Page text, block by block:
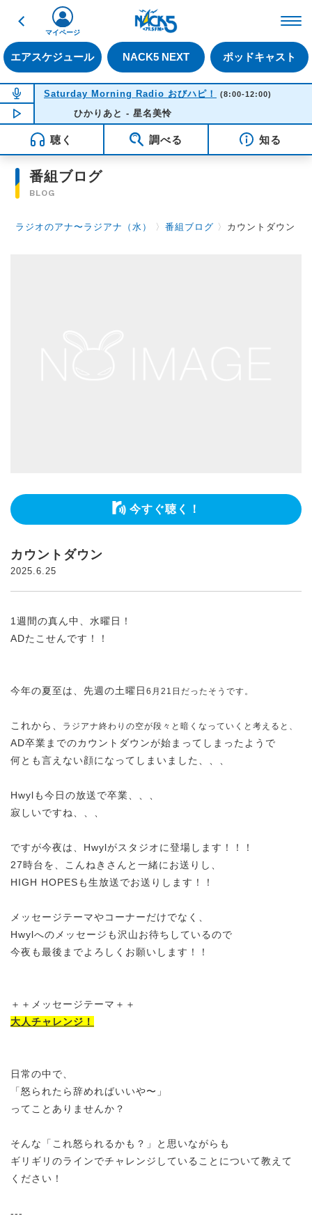
戻る
エアスケジュール NACK5 NEXT ポッドキャスト
マイページ
NOW ON AIR
Saturday Morning Radio おびハピ！ (8:00-12:00)
NOW PLAYING08:39
ひかりあと - 星名美怜
聴く 調べる 知る
番組ブログ
BLOG
ラジオのアナ〜ラジアナ（水） 〉番組ブログ 〉 カウントダウン
今すぐ聴く！
カウントダウン
2025.6.25
1週間の真ん中、水曜日！
ADたこせんです！！
今年の夏至は、先週の土曜日 6月21日だったそうです。
これから、 ラジアナ終わりの空が段々と暗くなっていくと考えると、
AD卒業までのカウントダウンが始まってしまったようで
何とも言えない顔になってしまいました、、、
Hwylも今日の放送で卒業、、、
寂しいですね、、、
ですが今夜は、Hwylがスタジオに登場します！！！
27時台を、こんねきさんと一緒にお送りし、
HIGH HOPESも生放送でお送りします！！
メッセージテーマやコーナーだけでなく、
Hwylへのメッセージも沢山お待ちしているので
今夜も最後までよろしくお願いします！！
＋＋メッセージテーマ＋＋
大人チャレンジ！
日常の中で、
「怒られたら辞めればいいや〜」
ってことありませんか？
そんな「これ怒られるかも？」と思いながらも
ギリギリのラインでチャレンジしていることについて教えて
ください！
---